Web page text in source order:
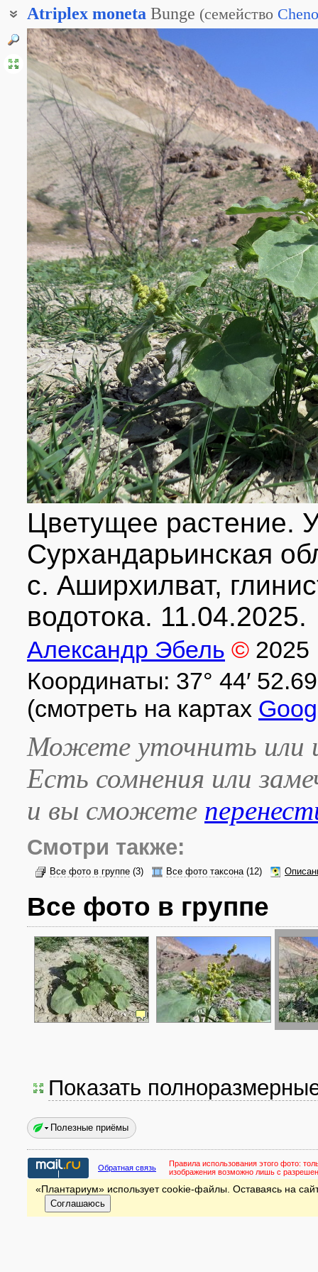
Atriplex moneta Bunge (семейство
Лебеда бухарская
Лебеда монетоплодная
Цветущее растение.
Сурхандарьинская
с. Аширхилват,
водотока. 11.04.2025.
Александр Эбель © 2025
Координаты: 37° 44′
(смотреть на картах
Можете уточнить или
Есть сомнения или
и вы сможете
Смотри также:
Все фото в группе (3) Все фото таксона(12)
Все фото в группе
Показать
Полезные приёмы
Обратная связь Правила использования этого фото:
изображения возможно лишь с
«Плантариум» использует cookie-файлы. Оставаясь на
Соглашаюсь